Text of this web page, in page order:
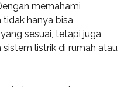
memahami
tidak hanya bisa
sesuai, tetapi juga
listrik di rumah atau